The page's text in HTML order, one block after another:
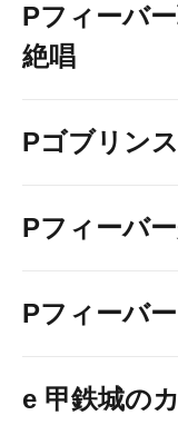
Pフィーバ
絶唱
Pゴブリン
Pフィーバ
Pフィーバ
e 甲鉄城の